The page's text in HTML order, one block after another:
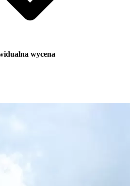
wycena